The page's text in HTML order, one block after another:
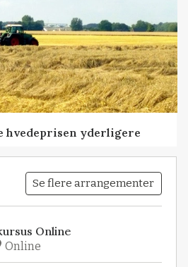
hvedeprisen yderligere
Se flere arrangementer
Online
Online